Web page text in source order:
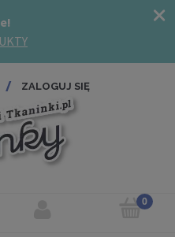
ZALOGUJ SIĘ